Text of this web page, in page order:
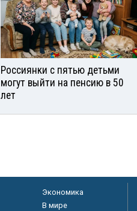
Россиянки с пятью детьми
могут выйти на пенсию в 50
лет
Экономика
В мире